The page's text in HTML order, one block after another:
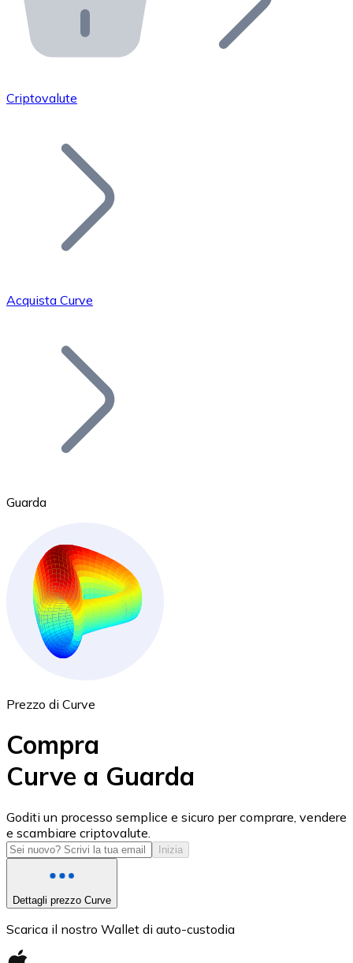
API Bitnovo
Integra la nostra API nel tuo ecosistema.
Unisciti alla nostra rete di rivenditori e
Aggiungi il token del tuo progetto al nostro servizio di
Bitcoin
Ethereum
ETH
USD Coin
USDC
Criptovalute
Acquista Curve
Guarda
Prezzo di Curve
Compra
Curve a Guarda
Goditi un processo semplice e sicuro per comprare, vendere
e scambiare criptovalute.
Inizia
Dettagli prezzo Curve
Scarica il nostro Wallet di auto-custodia